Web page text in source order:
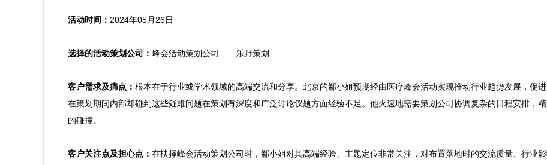
活动时间： 2024年05月26日
选择的活动策划公司： 峰会活动策划公司——乐野策划
客户需求及痛点： 根本在于行业或学术领域的高端交流和分享。北京的郗小姐预期经由医疗峰会活动实现推动行业趋势发展，促
在策划期间内部却碰到这些疑难问题在策划有深度和广泛讨论议题方面经验不足。他火速地需要策划公司协调复杂的日程安排，
的碰撞。
客户关注点及担心点： 在抉择峰会活动策划公司时，郗小姐对其高端经验、主题定位非常关注，对布置落地时的交流质量、行业